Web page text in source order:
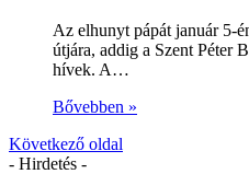
Az elhunyt pápát január 5-
útjára, addig a Szent Péter
hívek. A…
Bővebben »
Következő oldal
- Hirdetés -